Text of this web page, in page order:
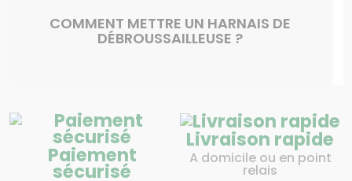
COMMENT METTRE UN HARNAIS DE
DÉBROUSSAILLEUSE​ ?
Paiement
sécurisé
Livraison rapide
A domicile ou en point
relais